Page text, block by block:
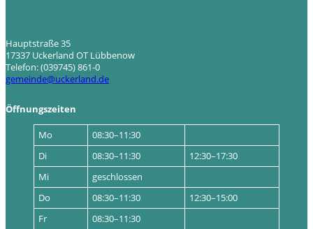
Hauptstraße 35
17337 Uckerland OT Lübbenow
Telefon: (039745) 861-0
gemeinde@uckerland.de
Öffnungszeiten
Mo
08:30–11:30
Di
08:30–11:30
12:30–17:30
Mi
geschlossen
Do
08:30–11:30
12:30–15:00
Fr
08:30–11:30